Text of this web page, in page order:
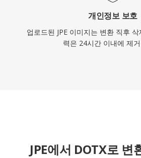
개인정보 보호
업로드된 JPE 이미지는 변환 직후
력은 24시간 이내에 제
JPE에서 DOTX로 변